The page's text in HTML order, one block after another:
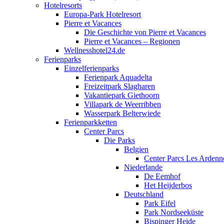
Hotelresorts
Europa-Park Hotelresort
Pierre et Vacances
Die Geschichte von Pierre et Vacances
Pierre et Vacances – Regionen
Wellnesshotel24.de
Ferienparks
Einzelferienparks
Ferienpark Aquadelta
Freizeitpark Slagharen
Vakantiepark Giethoorn
Villapark de Weerribben
Wasserpark Belterwiede
Ferienparkketten
Center Parcs
Die Parks
Belgien
Center Parcs Les
Niederlande
De Eemhof
Het Heijderbos
Deutschland
Park Eifel
Park Nordseeküste
Bispinger Heide